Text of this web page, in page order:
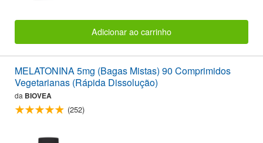
Adicionar ao carrinho
MELATONINA 5mg (Bagas Mistas) 90 Comprimidos
Vegetarianas (Rápida Dissolução)
da BIOVEA
(252)